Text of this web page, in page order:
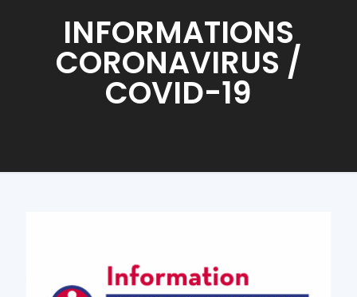
INFORMATIONS
CORONAVIRUS /
COVID-19